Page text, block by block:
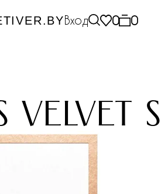
Вход 0 0
velvet